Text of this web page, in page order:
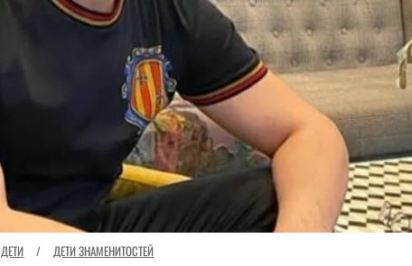
ДЕТИ / ДЕТИ ЗНАМЕНИТОСТЕЙ